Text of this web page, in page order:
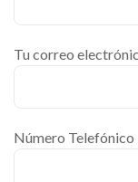
Tu correo
Número Telefónico